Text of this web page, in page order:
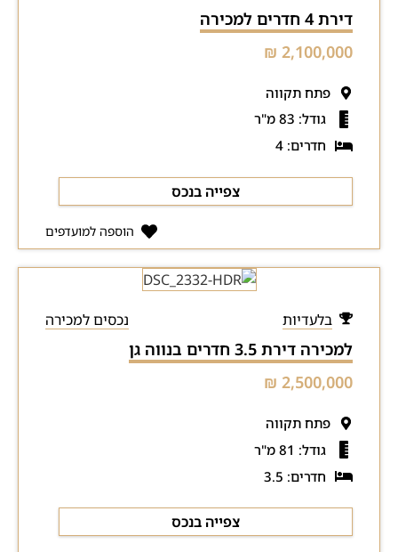
דירת 4 חדרים למכירה
2,100,000 ₪
פתח תקווה
גודל: 83 מ"ר
חדרים: 4
צפייה בנכס
הוספה למועדפים
בלעדיות נכסים למכירה
למכירה דירת 3.5 חדרים בנווה גן
2,500,000 ₪
פתח תקווה
גודל: 81 מ"ר
חדרים: 3.5
צפייה בנכס